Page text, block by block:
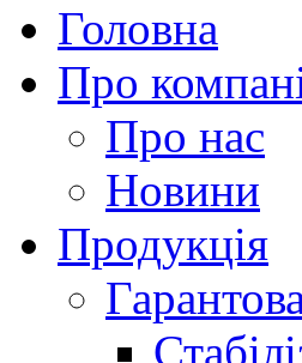
Головна
Про
Про нас
Новини
Продукція